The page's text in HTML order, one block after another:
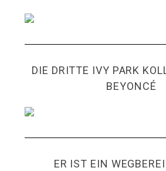
DIE DRITTE IVY PARK
BEYONCÉ
ER IST EIN